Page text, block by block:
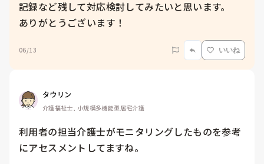
記録など残して対応検討してみたいと思います。
ありがとうございます！
06/13 いいね
タウリン
介護福祉士, 小規模多機能型居宅介護
利用者の担当介護士がモニタリングしたものを参考
にアセスメントしてますね。